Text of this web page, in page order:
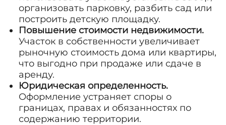
организовать парковку, разбить сад или
построить детскую площадку.
Повышение стоимости недвижимости.
Участок в собственности увеличивает
рыночную стоимость дома или квартиры,
что выгодно при продаже или сдаче в
аренду.
Юридическая определенность.
Оформление устраняет споры о
границах, правах и обязанностях по
содержанию территории.